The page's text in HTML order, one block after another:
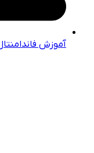
آموزش